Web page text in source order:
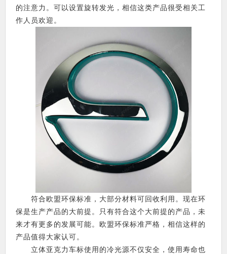
的注意力。可以设置旋转发光，相信这类产品很受相关工
作人员欢迎。
符合欧盟环保标准，大部分材料可回收利用。现在环
保是生产产品的大前提。只有符合这个大前提的产品，未
来才有更多的发展可能。欧盟环保标准严格，相信这样的
产品值得大家认可。
立体亚克力车标使用的冷光源不仅安全，使用寿命也